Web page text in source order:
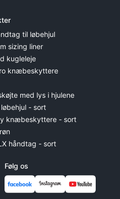
til løbehjul
sizing liner
kugleleje
knæbeskyttere
med lys i hjulene
- sort
knæbeskyttere - sort
håndtag - sort
Følg os